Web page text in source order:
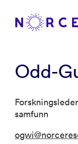
Odd-
samfunn